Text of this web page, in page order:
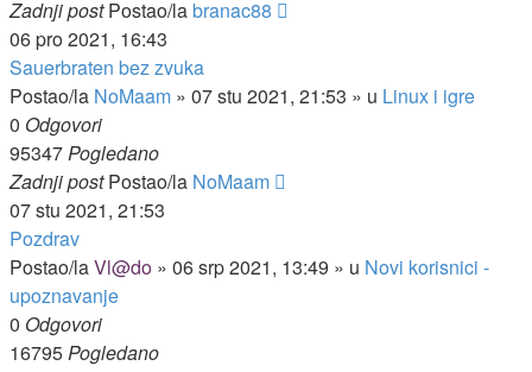
Zadnji postPostao/labranac88
06 pro 2021, 16:43
Sauerbraten bez zvuka
Postao/la NoMaam » 07 stu 2021, 21:53 » u Linux i igre
0 Odgovori
95347Pogledano
Zadnji postPostao/la NoMaam
07 stu 2021, 21:53
Pozdrav
Postao/laVl@do » 06 srp 2021, 13:49 » u Novi korisnici -
upoznavanje
0 Odgovori
16795Pogledano